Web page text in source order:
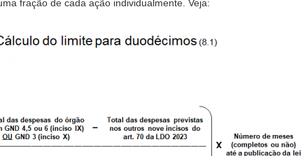
fração de cada ação individualmente. Veja: